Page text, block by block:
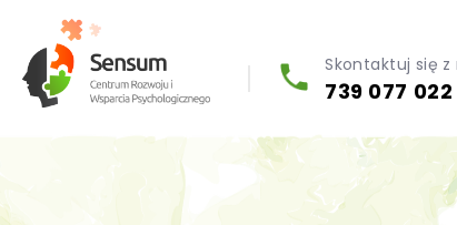
Skontaktuj się z
739 077 022